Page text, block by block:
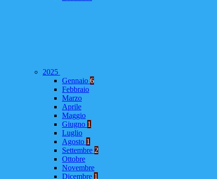
2025
Gennaio 6
Febbraio
Marzo
Aprile
Maggio
Giugno 1
Luglio
Agosto 1
Settembre 2
Ottobre
Novembre
Dicembre 1